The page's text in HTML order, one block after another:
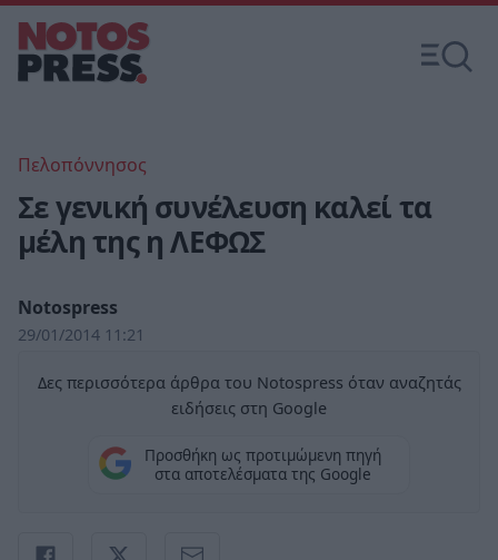
Πελοπόννησος
Σε γενική συνέλευση καλεί τα
μέλη της η ΛΕΦΩΣ
Notospress
29/01/2014 11:21
Δες περισσότερα άρθρα του Notospress όταν αναζητάς
ειδήσεις στη Google
Προσθήκη ως προτιμώμενη πηγή
στα αποτελέσματα της Google